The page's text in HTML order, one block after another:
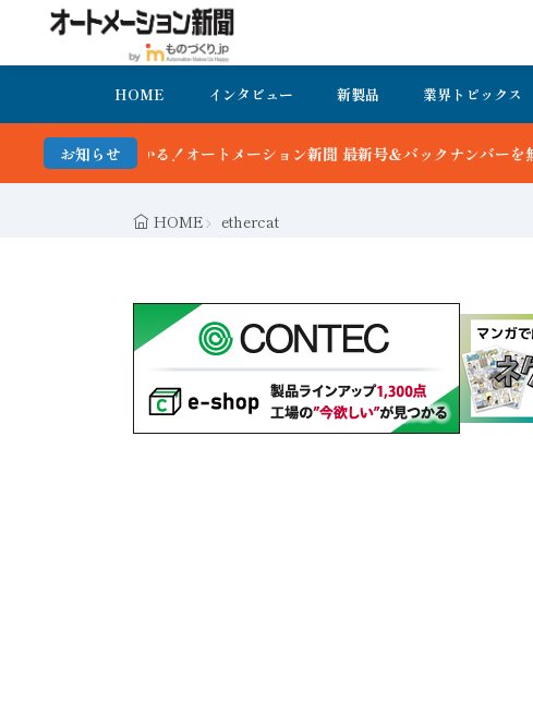
HOME インタビュー 新製品 業界トピックス
お知らせ
新聞 最新号＆バックナンバーを無料で公開中 詳細はこちら
HOME ethercat